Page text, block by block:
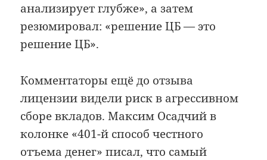
анализирует глубже», а затем
резюмировал: «решение ЦБ — это
решение ЦБ».
Комментаторы ещё до отзыва
лицензии видели риск в агрессивном
сборе вкладов. Максим Осадчий в
колонке «401-й способ честного
отъема денег» писал, что самый